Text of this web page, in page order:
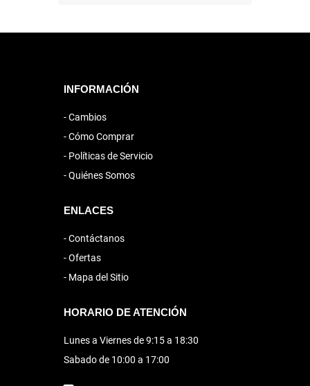
INFORMACIÓN
Cambios
Cómo Comprar
Políticas de Servicio
Quiénes Somos
ENLACES
Contáctanos
Ofertas
Mapa del Sitio
HORARIO DE ATENCIÓN
Lunes a Viernes de 9:15 a 18:30
Sabado de 10:00 a 17:00